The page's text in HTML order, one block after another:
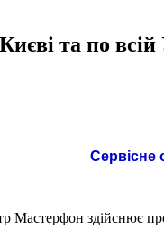
та по всій
Сервісне
Мастерфон здійснює